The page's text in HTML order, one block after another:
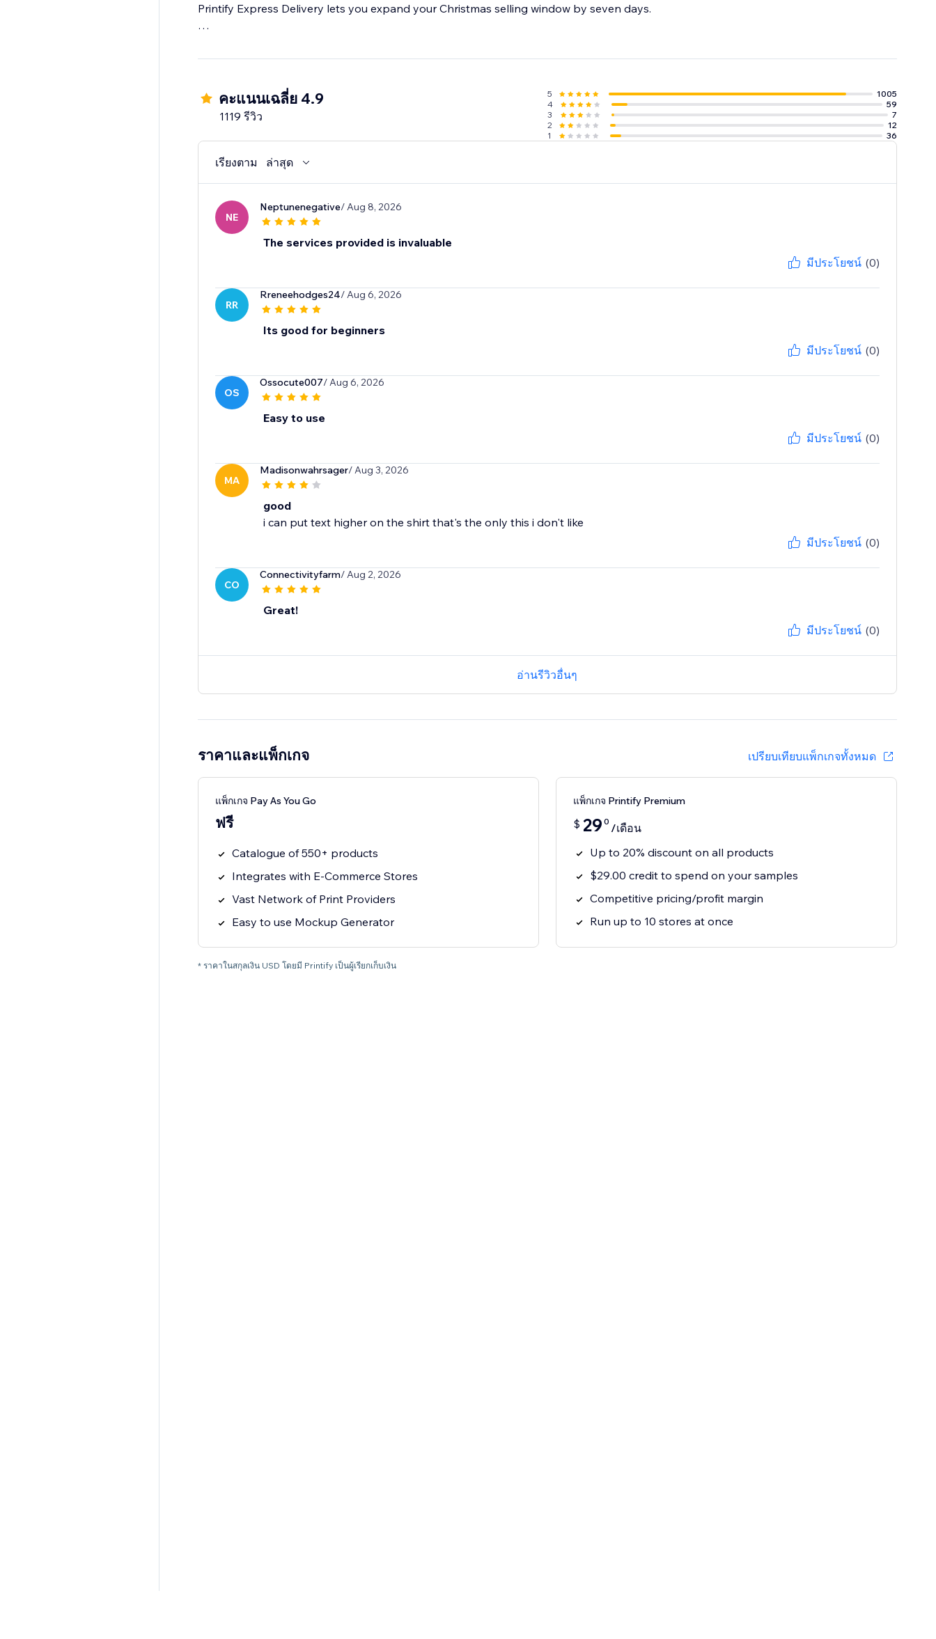
Printify Express Delivery lets you expand your Christmas selling window by seven days.
Your expert account manager will help take your eCommerce store to the next level.
Get your money back
You'll get a rebate on every product moved to Printify in your first three months.
How it works
- Sign up
- Publish to your store
- Sit back and profit
คะแนนเฉลี่ย 4.9
1119 รีวิว
5
1005
4
59
3
7
2
12
1
36
เรียงตาม ล่าสุด
NE
Neptunenegative/ Aug 8, 2026
The services provided is invaluable
มีประโยชน์ (0)
RR
Rreneehodges24/ Aug 6, 2026
Its good for beginners
มีประโยชน์ (0)
OS
Ossocute007/ Aug 6, 2026
Easy to use
มีประโยชน์ (0)
MA
Madisonwahrsager/ Aug 3, 2026
good
i can put text higher on the shirt that's the only this i don't like
มีประโยชน์ (0)
CO
Connectivityfarm/ Aug 2, 2026
Great!
มีประโยชน์ (0)
อ่านรีวิวอื่นๆ
ราคาและแพ็กเกจ เปรียบเทียบแพ็กเกจทั้งหมด
แพ็กเกจ Pay As You Go
ฟรี
Catalogue of 550+ products
Integrates with E-Commerce Stores
Vast Network of Print Providers
Easy to use Mockup Generator
แพ็กเกจ Printify Premium
$ 29 0 /เดือน
Up to 20% discount on all products
$29.00 credit to spend on your samples
Competitive pricing/profit margin
Run up to 10 stores at once
* ราคาในสกุลเงิน USD โดยมี Printify เป็นผู้เรียกเก็บเงิน